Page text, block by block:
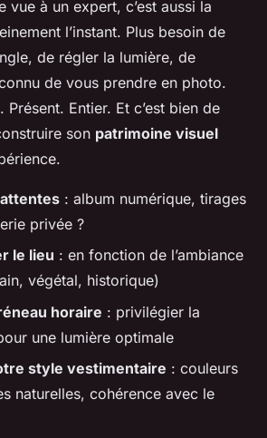
vue à un expert, c’est aussi la
l’instant. Plus besoin de
de régler la lumière, de
de vous prendre en photo.
Présent. Entier. Et c’est bien de
son patrimoine visuel
: album numérique, tirages
privée ?
le lieu : en fonction de l’ambiance
végétal, historique)
horaire : privilégier la
une lumière optimale
style vestimentaire : couleurs
naturelles, cohérence avec le